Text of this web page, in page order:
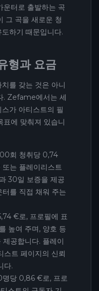
운터로 출발하는 곡
그 곡을 새로운 청
하기 때문입니다.
형과 요금
를 갖는 것은 아니
. Zefame에서는 세
가 아티스트의 필
표에 맞춰져 있습니
회 청취당 0,74
는 플레이리스트
30일 보증을 제공
를 직접 채워 주는
€로, 프로필에 표
높여 주며, 양호 등
공합니다. 플레이
스트 페이지의 신뢰
다.
명당 0,86 €로, 프로